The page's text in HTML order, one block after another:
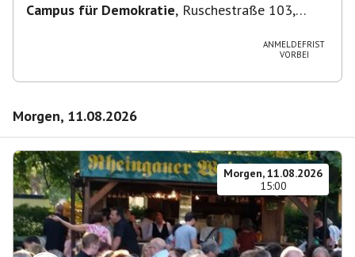
Campus für Demokratie, Ruschestraße 103,
ANMELDEFRIST
VORBEI
Morgen, 11.08.2026
Morgen, 11.08.2026
15:00